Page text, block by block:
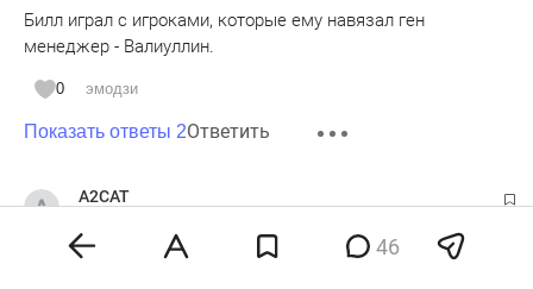
Билл играл с игроками, которые ему навязал ген
менеджер - Валиуллин.
0 эмодзи
Показать ответы 2Ответить
A2CAT
Почему БО ненавидит Билялетдинова вызывает вопросы.
46